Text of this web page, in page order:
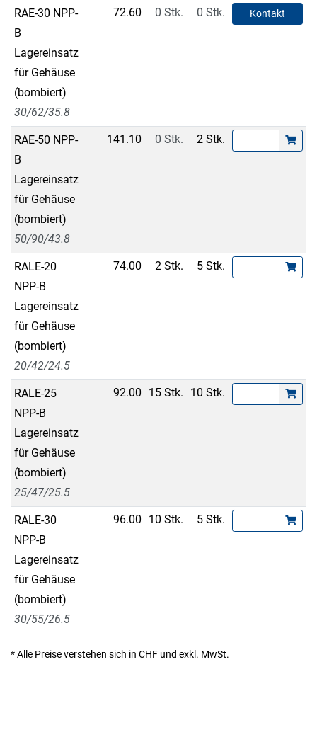
RAE-30 NPP-
B
Lagereinsatz
für Gehäuse
(bombiert)
30/62/35.8
72.60 0 Stk. 0 Stk. Kontakt
RAE-50 NPP-
B
Lagereinsatz
für Gehäuse
(bombiert)
50/90/43.8
141.10 0 Stk. 2 Stk.
RALE-20
NPP-B
Lagereinsatz
für Gehäuse
(bombiert)
20/42/24.5
74.00 2 Stk. 5 Stk.
RALE-25
NPP-B
Lagereinsatz
für Gehäuse
(bombiert)
25/47/25.5
92.00 15 Stk. 10 Stk.
RALE-30
NPP-B
Lagereinsatz
für Gehäuse
(bombiert)
30/55/26.5
96.00 10 Stk. 5 Stk.
* Alle Preise verstehen sich in CHF und exkl. MwSt.